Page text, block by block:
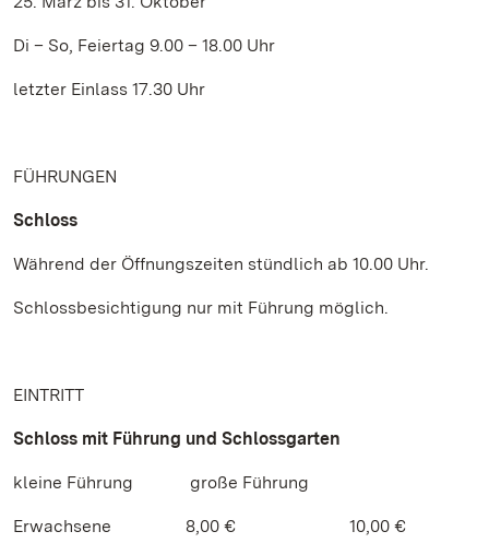
Di – So, Feiertag 9.00 – 18.00 Uhr
letzter Einlass 17.30 Uhr
FÜHRUNGEN
Schloss
Während der Öffnungszeiten stündlich ab 10.00 Uhr.
Schlossbesichtigung nur mit Führung möglich.
EINTRITT
Schloss mit Führung und Schlossgarten
kleine Führung große Führung
Erwachsene 8,00 € 10,00 €